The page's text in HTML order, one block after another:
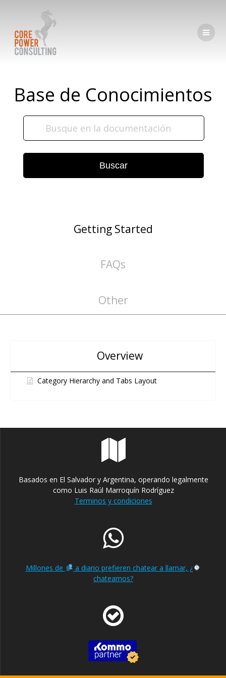
Base de Conocimientos
Buscar
Getting Started
FAQs
Other
Overview
Category Hierarchy and Tabs Layout
Basados en El Salvador y Argentina, operando legalmente
como Luis Raúl Marroquín Rodríguez
Terminos y condiciones
Millones de
a diario prefieren chatear a llamar, ¿
chateamos?